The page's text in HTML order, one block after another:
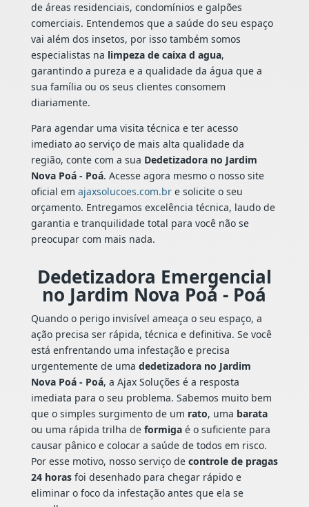
de áreas residenciais, condomínios e galpões
comerciais. Entendemos que a saúde do seu espaço
vai além dos insetos, por isso também somos
especialistas na limpeza de caixa d agua,
garantindo a pureza e a qualidade da água que a
sua família ou os seus clientes consomem
diariamente.
Para agendar uma visita técnica e ter acesso
imediato ao serviço de mais alta qualidade da
região, conte com a sua Dedetizadora no Jardim
Nova Poá - Poá. Acesse agora mesmo o nosso site
oficial em ajaxsolucoes.com.bre solicite o seu
orçamento. Entregamos excelência técnica, laudo de
garantia e tranquilidade total para você não se
preocupar com mais nada.
Dedetizadora Emergencial
no Jardim Nova Poá - Poá
Quando o perigo invisível ameaça o seu espaço, a
ação precisa ser rápida, técnica e definitiva. Se você
está enfrentando uma infestação e precisa
urgentemente de uma dedetizadora no Jardim
Nova Poá - Poá, a Ajax Soluções é a resposta
imediata para o seu problema. Sabemos muito bem
que o simples surgimento de um rato, uma barata
ou uma rápida trilha de formigaé o suficiente para
causar pânico e colocar a saúde de todos em risco.
Por esse motivo, nosso serviço de controle de pragas
24 horasfoi desenhado para chegar rápido e
eliminar o foco da infestação antes que ela se